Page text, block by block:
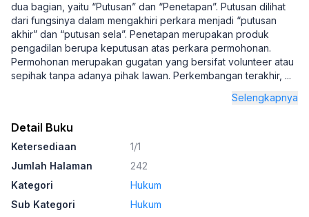
dua bagian, yaitu “Putusan” dan “Penetapan”. Putusan dilihat
dari fungsinya dalam mengakhiri perkara menjadi “putusan
akhir” dan “putusan sela”. Penetapan merupakan produk
pengadilan berupa keputusan atas perkara permohonan.
Permohonan merupakan gugatan yang bersifat volunteer atau
sepihak tanpa adanya pihak lawan. Perkembangan terakhir, ...
Selengkapnya
Detail Buku
Ketersediaan
1/1
Jumlah Halaman
242
Kategori
Hukum
Sub Kategori
Hukum